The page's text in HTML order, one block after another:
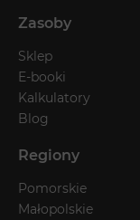
Zasoby
Sklep
E-booki
Kalkulatory
Blog
Regiony
Pomorskie
Małopolskie